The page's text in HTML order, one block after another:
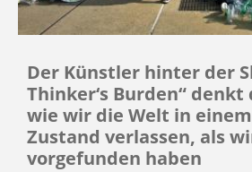
Der Künstler hinter der
Thinker‘s Burden“
wie wir die Welt in
Zustand verlassen, als
vorgefunden haben